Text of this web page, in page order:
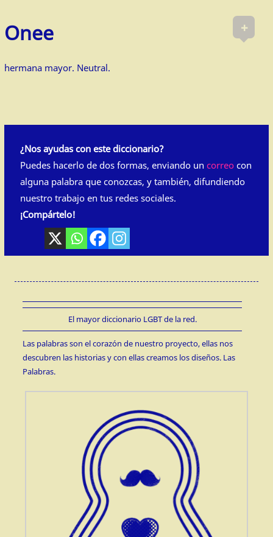
+
Onee
hermana mayor. Neutral.
¿Nos ayudas con este diccionario?
Puedes hacerlo de dos formas, enviando un correocon
alguna palabra que conozcas, y también, difundiendo
nuestro trabajo en tus redes sociales.
¡Compártelo!
El mayor diccionario LGBT de la red.
Las palabras son el corazón de nuestro proyecto, ellas nos
descubren las historias y con ellas creamos los diseños. Las
Palabras.